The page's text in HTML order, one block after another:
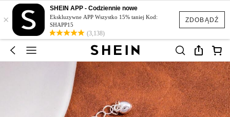
ZDOBĄDŹ
×
SHEIN APP - Codziennie nowe
Ekskluzywne APP Wszystko 15% taniej Kod:
SHAPP15
(3,138)